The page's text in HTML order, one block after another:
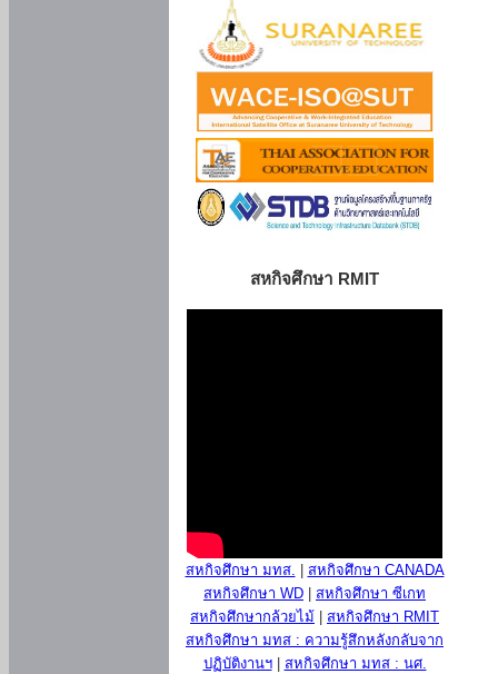
สหกิจศึกษา RMIT
สหกิจศึกษา มทส.
สหกิจศึกษา CANADA
สหกิจศึกษา WD
สหกิจศึกษา ซีเกท
สหกิจศึกษากล้วยไม้
สหกิจศึกษา RMIT
สหกิจศึกษา มทส : ความรู้สึกหลังกลับจาก
ปฏิบัติงานฯ| สหกิจศึกษา มทส : นศ.